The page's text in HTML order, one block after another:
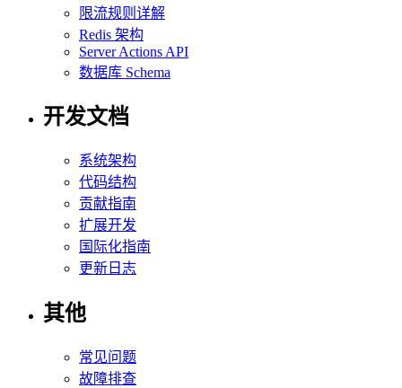
限流规则详解
Redis 架构
Server Actions API
数据库 Schema
开发文档
系统架构
代码结构
贡献指南
扩展开发
国际化指南
更新日志
其他
常见问题
故障排查